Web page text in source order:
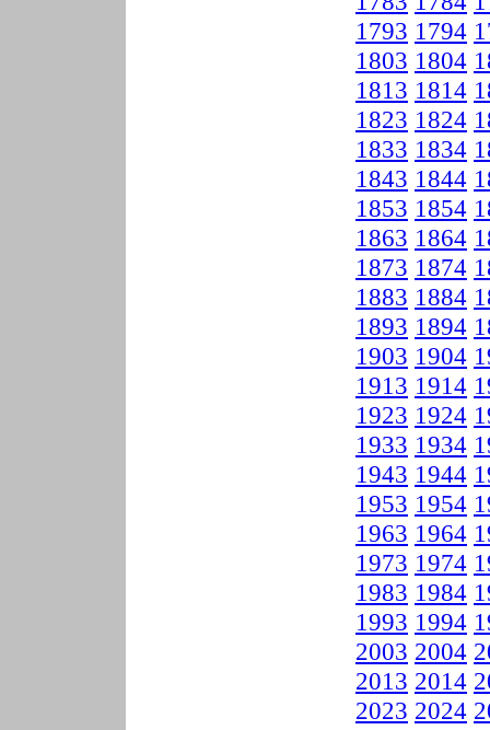
1793 1794
1803 1804
1813 1814
1823 1824
1833 1834
1843 1844
1853 1854
1863 1864
1873 1874
1883 1884
1893 1894
1903 1904
1913 1914
1923 1924
1933 1934
1943 1944
1953 1954
1963 1964
1973 1974
1983 1984
1993 1994
2003 2004
2013 2014
2023 2024